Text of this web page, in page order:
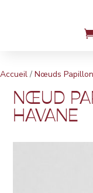
Accueil / Nœuds
NŒUD
HAVANE